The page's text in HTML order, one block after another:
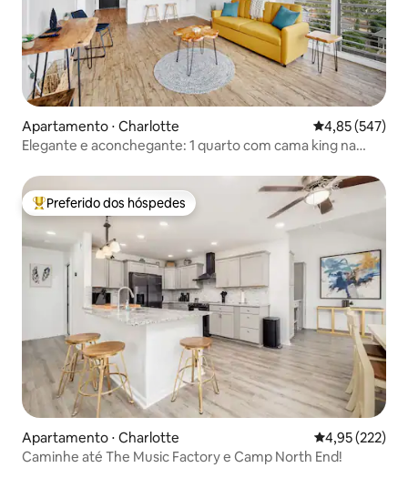
Apartamento ⋅ Charlotte 4,85 de uma
4,85 (547)
Elegante e aconchegante: 1 quarto com cama king na
Entre os melhores preferidos dos hóspedes
Preferido dos hóspedes
Apartamento ⋅ Charlotte 4,95 de uma
4,95 (222)
Caminhe até The Music Factory e Camp North End!